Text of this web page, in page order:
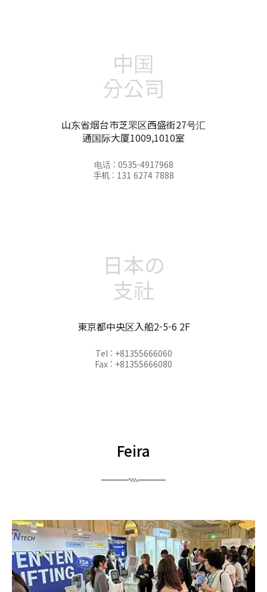
中国
分公司
山东省烟台市芝罘区西盛街27号汇
通国际大厦1009,1010室
电话 : 0535-4917968
手机 : 131 6274 7888
日本の
支社
東京都中央区入船2-5-6 2F
Tel : +81355666060
Fax : +81355666080
Feira